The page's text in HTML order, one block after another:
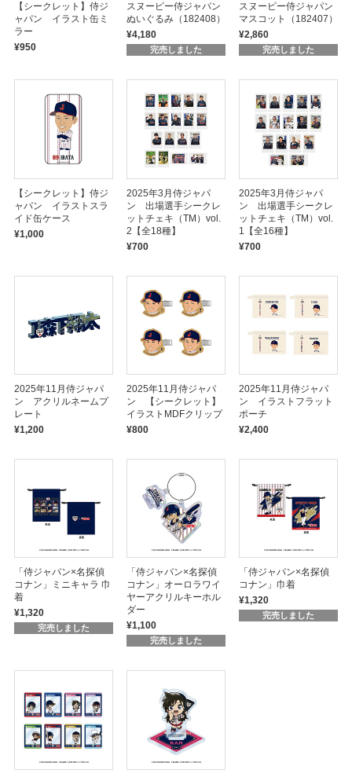
【シークレット】侍ジ
ャパン イラスト缶ミ
ラー
¥950
スヌーピー侍ジャパン
ぬいぐるみ（182408）
¥4,180
完売しました
スヌーピー侍ジャパン
マスコット（182407）
¥2,860
完売しました
【シークレット】侍ジ
ャパン イラストスラ
イド缶ケース
¥1,000
2025年3月侍ジャパ
ン 出場選手シークレ
ットチェキ（TM）vol.
2【全18種】
¥700
2025年3月侍ジャパ
ン 出場選手シークレ
ットチェキ（TM）vol.
1【全16種】
¥700
2025年11月侍ジャパ
ン アクリルネームプ
レート
¥1,200
2025年11月侍ジャパ
ン 【シークレット】
イラストMDFクリップ
¥800
2025年11月侍ジャパ
ン イラストフラット
ポーチ
¥2,400
「侍ジャパン×名探偵
コナン」ミニキャラ 巾
着
¥1,320
完売しました
「侍ジャパン×名探偵
コナン」オーロラワイ
ヤーアクリルキーホル
ダー
¥1,100
完売しました
「侍ジャパン×名探偵
コナン」巾着
¥1,320
完売しました